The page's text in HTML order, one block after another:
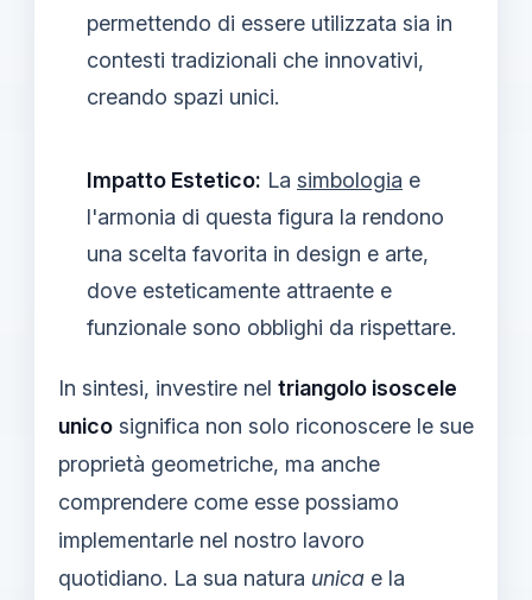
permettendo di essere utilizzata sia in
contesti tradizionali che innovativi,
creando spazi unici.
Impatto Estetico: La simbologia e
l'armonia di questa figura la rendono
una scelta favorita in design e arte,
dove esteticamente attraente e
funzionale sono obblighi da rispettare.
In sintesi, investire nel triangolo isoscele
unico significa non solo riconoscere le sue
proprietà geometriche, ma anche
comprendere come esse possiamo
implementarle nel nostro lavoro
quotidiano. La sua natura unica e la